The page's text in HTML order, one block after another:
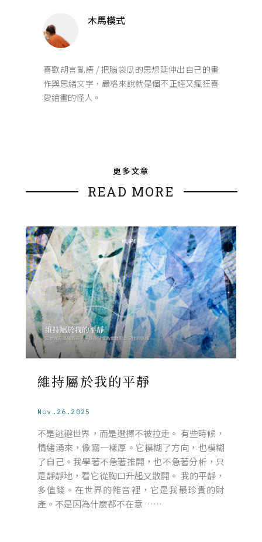
木馬模式
喜歡胡言亂語 / 把腦袋瓜的思想延伸出自己的畫
作與思緒文字，嚴格來說就是個不正經又瘋狂喜
愛繪畫的怪人。
更多文章
READ MORE
維持屬於我的平靜
Nov.26.2025
不是逃避世界，而是選擇不被拉走。 有些時候，
情緒湧來，像霧一樣厚。它模糊了方向，也模糊
了自己。我學著不急著推開，也不急著分析，只
是靜靜地，看它從胸口升起又散開。 我的平靜，
多值錢。在世界的雜音裡，它是我最珍貴的財
產。不是因為什麼都不在意 ……